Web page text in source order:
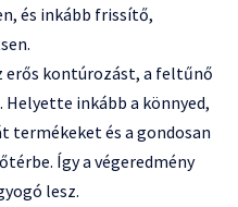
és inkább frissítő,
erős kontúrozást, a feltűnő
inkább a könnyed,
és a gondosan
Így a végeredmény
lesz.